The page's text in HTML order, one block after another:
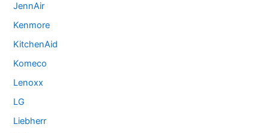
JennAir
Kenmore
KitchenAid
Komeco
Lenoxx
LG
Liebherr